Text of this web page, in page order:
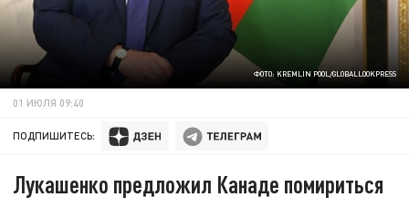
ФОТО: KREMLIN POOL/GLOBALLOOKPRESS
01 ИЮЛЯ 09:40
ПОДПИШИТЕСЬ:
Лукашенко предложил Канаде помириться